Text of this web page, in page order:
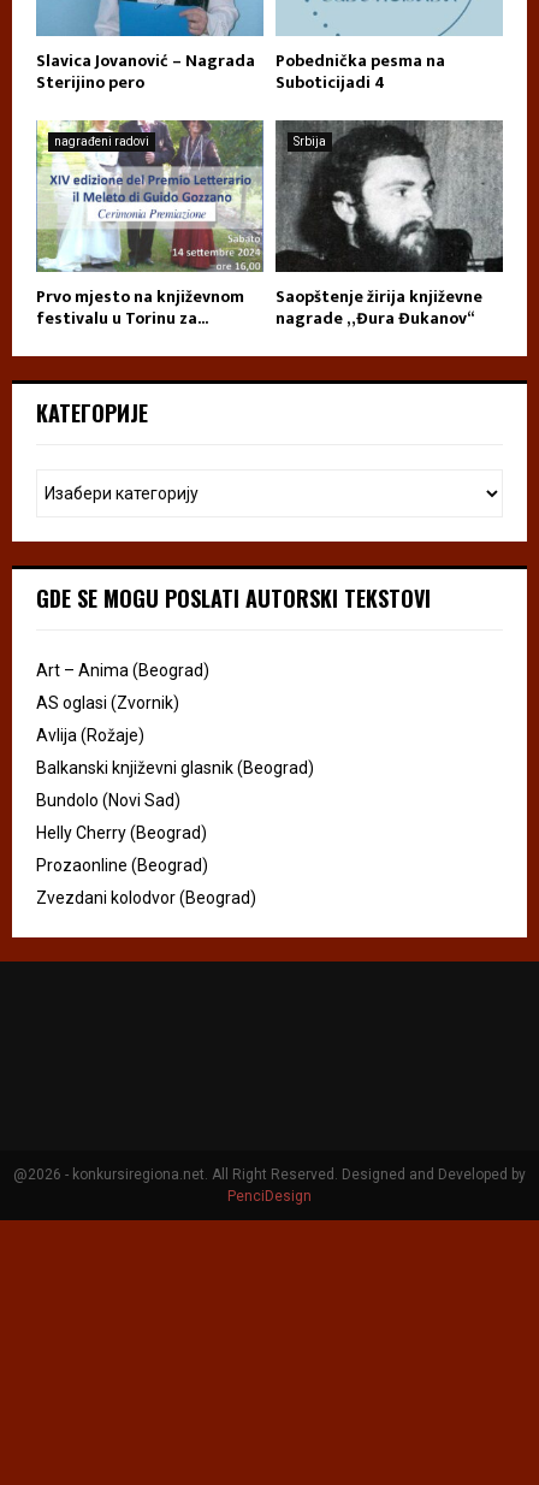
Slavica Jovanović – Nagrada
Sterijino pero
Pobednička pesma na
Suboticijadi 4
nagrađeni radovi
Prvo mjesto na književnom
festivalu u Torinu za...
Srbija
Saopštenje žirija književne
nagrade „Đura Đukanov“
КАТЕГОРИЈЕ
GDE SE MOGU POSLATI AUTORSKI TEKSTOVI
Art – Anima (Beograd)
AS oglasi (Zvornik)
Avlija (Rožaje)
Balkanski književni glasnik (Beograd)
Bundolo (Novi Sad)
Helly Cherry (Beograd)
Prozaonline (Beograd)
Zvezdani kolodvor (Beograd)
@2026 - konkursiregiona.net. All Right Reserved. Designed and Developed by
PenciDesign